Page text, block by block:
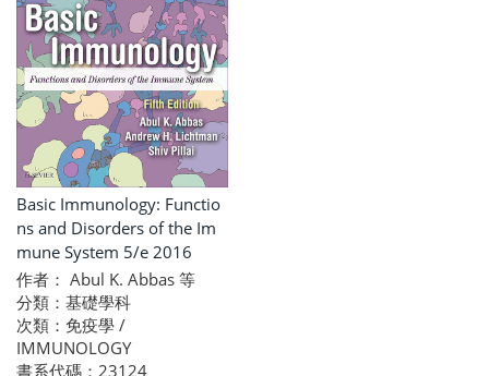
Basic Immunology: Functio
ns and Disorders of the Im
mune System 5/e 2016
作者： Abul K. Abbas 等
分類：基礎學科
次類：免疫學 /
IMMUNOLOGY
書系代碼：23124